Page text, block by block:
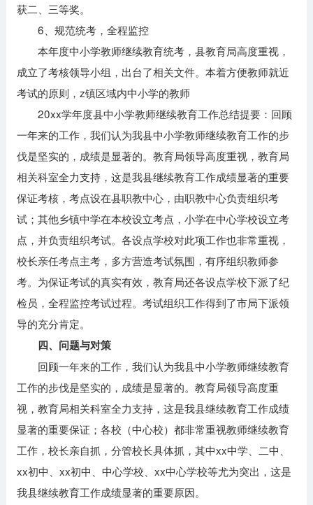
获二、三等奖。
6、规范统考，全程监控
本年度中小学教师继续教育统考，县教育局高度重视，
成立了考核领导小组，出台了相关文件。本着方便教师就近
考试的原则，z镇区域内中小学的教师
20xx学年度县中小学教师继续教育工作总结提要：回顾
一年来的工作，我们认为我县中小学教师继续教育工作的步
伐是坚实的，成绩是显著的。教育局领导高度重视，教育局
相关科室全力支持，这是我县继续教育工作成绩显著的重要
保证考核，考点设在县职教中心，由职教中心负责组织考
试；其他乡镇中学在本校设立考点，小学在中心学校设立考
点，并负责组织考试。各设点学校对此项工作也非常重视，
校长亲任考点主考，多方营造考试氛围，有序组织教师参
考。为保证考试的真实有效，教育局还各设点学校下派了纪
检员，全程监控考试过程。考试组织工作得到了市局下派领
导的充分肯定。
四、问题与对策
回顾一年来的工作，我们认为我县中小学教师继续教育
工作的步伐是坚实的，成绩是显著的。教育局领导高度重
视，教育局相关科室全力支持，这是我县继续教育工作成绩
显著的重要保证；各校（中心校）都非常重视教师继续教育
工作，校长亲自抓，分管校长具体抓，其中xx中学、二中、
xx初中、xx初中、中心学校、xx中心学校等尤为突出，这是
我县继续教育工作成绩显著的重要原因。